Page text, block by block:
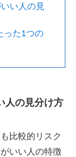
い人の見
った1つの
人の見分け方
比較的リスク
いい人の特徴